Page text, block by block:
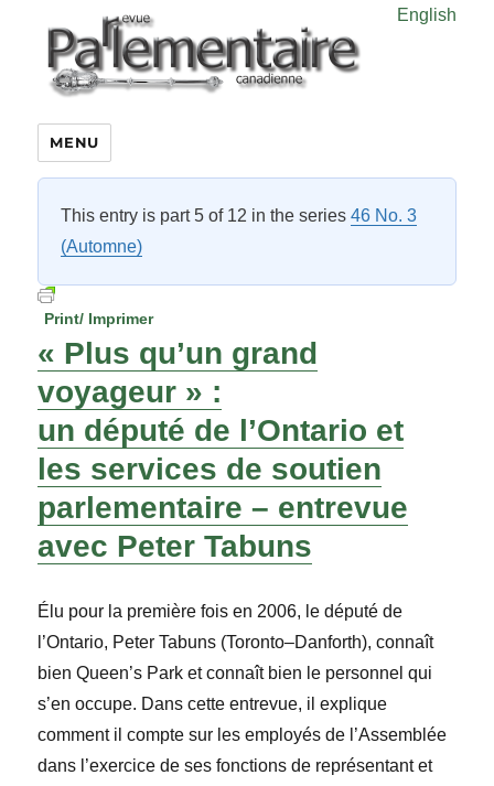
English
MENU
This entry is part 5 of 12 in the series46 No. 3
(Automne)
Print/ Imprimer
« Plus qu’un grand
voyageur » :
un député de l’Ontario et
les services de soutien
parlementaire – entrevue
avec Peter Tabuns
Élu pour la première fois en 2006, le député de
l’Ontario, Peter Tabuns (Toronto–Danforth), connaît
bien Queen’s Park et connaît bien le personnel qui
s’en occupe. Dans cette entrevue, il explique
comment il compte sur les employés de l’Assemblée
dans l’exercice de ses fonctions de représentant et